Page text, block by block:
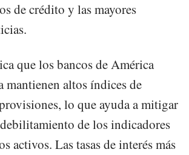
de crédito y las mayores
que los bancos de América
altos índices de
lo que ayuda a mitigar
de los indicadores
activos. Las tasas de interés más